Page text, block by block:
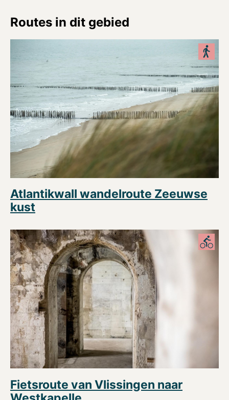
Routes in dit gebied
Atlantikwall wandelroute Zeeuwse
kust
Fietsroute van Vlissingen naar